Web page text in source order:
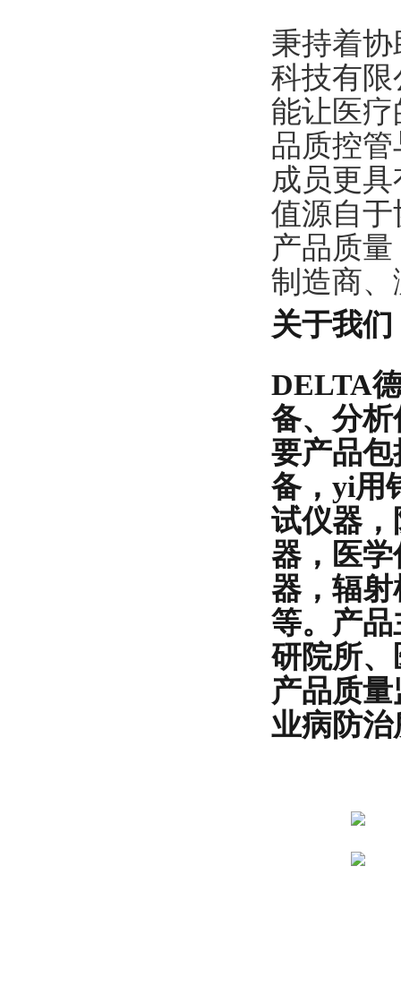
秉持着
科技有
能让医
品质控
成员更
值源自
产品质
制造商
关于我们
DELTA
备、分
要产品包
备，yi用
试仪器
器，医
器，辐
等。产
研院所
产品质
业病防